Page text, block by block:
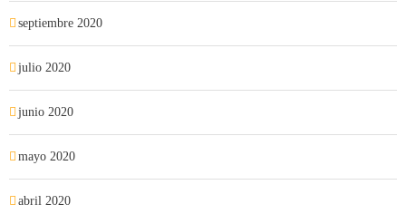
septiembre 2020
julio 2020
junio 2020
mayo 2020
abril 2020